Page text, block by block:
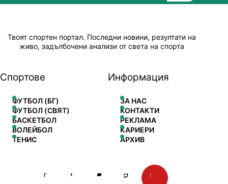
Твоят спортен портал. Последни новини, резултати на
живо, задълбочени анализи от света на спорта
Спортове
ФУТБОЛ (БГ)
ФУТБОЛ (СВЯТ)
БАСКЕТБОЛ
ВОЛЕЙБОЛ
ТЕНИС
Информация
ЗА НАС
КОНТАКТИ
РЕКЛАМА
КАРИЕРИ
АРХИВ